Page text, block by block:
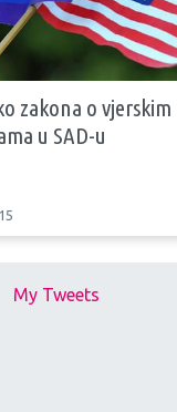
zakona o vjerskim
u SAD-u
My Tweets